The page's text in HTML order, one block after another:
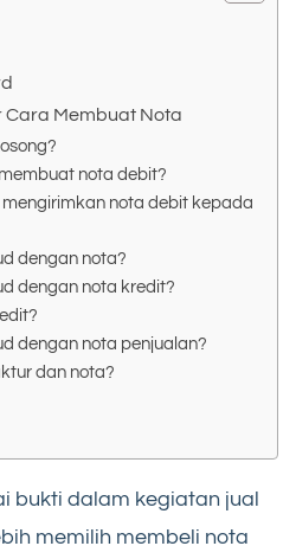
Cara Membuat Nota
nota debit?
nota debit kepada
dengan nota?
dengan nota kredit?
dengan nota penjualan?
dan nota?
bukti dalam kegiatan jual
memilih membeli nota